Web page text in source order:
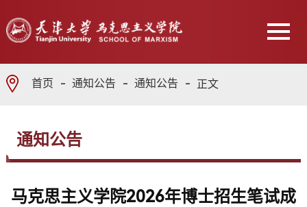
首页 通知公告 通知公告 正文
通知公告
马克思主义学院2026年博士招生笔试成